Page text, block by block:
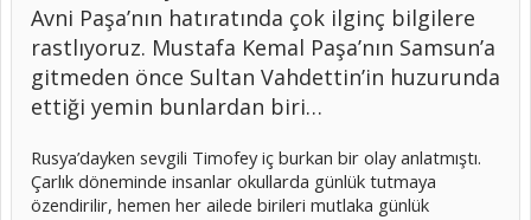
Avni Paşa’nın hatıratında çok ilginç bilgilere
rastlıyoruz. Mustafa Kemal Paşa’nın Samsun’a
gitmeden önce Sultan Vahdettin’in huzurunda
ettiği yemin bunlardan biri…
Rusya’dayken sevgili Timofey iç burkan bir olay anlatmıştı.
Çarlık döneminde insanlar okullarda günlük tutmaya
özendirilir, hemen her ailede birileri mutlaka günlük